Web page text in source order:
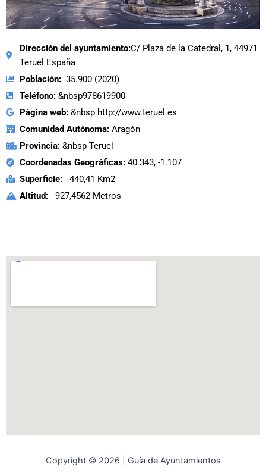
Dirección del ayuntamiento:C/ Plaza de la Catedral, 1, 44971
Teruel España
Población:35.900 (2020)
Teléfono:&nbsp978619900
Página web:&nbsp http://www.teruel.es
Comunidad Autónoma:Aragón
Provincia:&nbsp Teruel
Coordenadas Geográficas:40.343, -1.107
Superficie:440,41 Km2
Altitud:927,4562 Metros
Copyright © 2026 | Guía de Ayuntamientos